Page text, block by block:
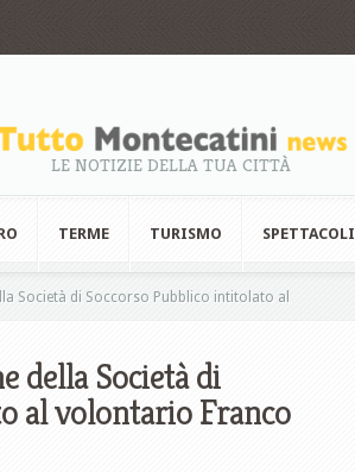
LE NOTIZIE DELLA TUA CITTÀ
TERME TURISMO SPETTACOLI
Società di Soccorso Pubblico intitolato al
della Società di
al volontario Franco